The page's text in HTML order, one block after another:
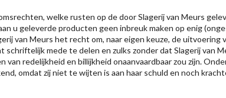
welke rusten op de door Slagerij van Meurs
u geleverde producten geen inbreuk maken op enig
van Meurs het recht om, naar eigen keuze, de
mede te delen en zulks zonder dat Slagerij van
redelijkheid en billijkheid onaanvaardbaar zou zijn.
omdat zij niet te wijten is aan haar schuld en noch